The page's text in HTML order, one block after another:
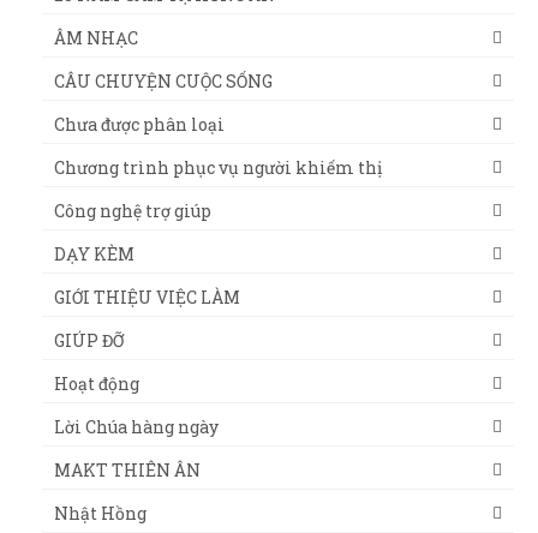
ÂM NHẠC
CÂU CHUYỆN CUỘC SỐNG
Chưa được phân loại
Chương trình phục vụ người khiếm thị
Công nghệ trợ giúp
DẠY KÈM
GIỚI THIỆU VIỆC LÀM
GIÚP ĐỠ
Hoạt động
Lời Chúa hàng ngày
MAKT THIÊN ÂN
Nhật Hồng